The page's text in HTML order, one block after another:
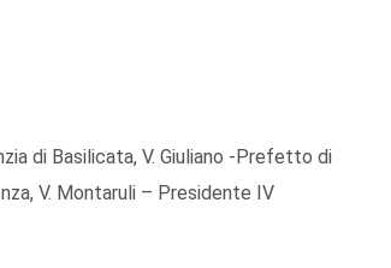
di Basilicata, V. Giuliano -Prefetto di
V. Montaruli – Presidente IV